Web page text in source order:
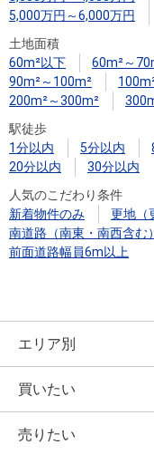
税金の本
（電子ブ
ック）
5,000万円～6,000万円
土地面積
60m²以下
60m²～
90m²～100m²
200m²～300m²
駅徒歩
1分以内
5分以内
20分以内
30分以内
人気のこだわり条件
新着物件のみ
更地（
南道路（南東・南西含む）
前面道路幅員6m以上
エリア別
買いたい
売りたい